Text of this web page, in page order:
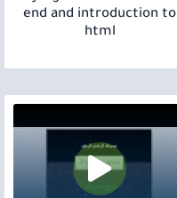
end and introduction to
html